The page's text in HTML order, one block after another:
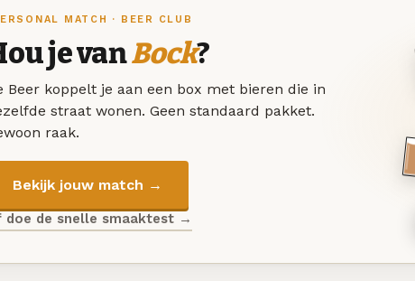
MATCH · BEER CLUB
je vanBock?
Beer koppelt je aan een box met bieren die in
straat wonen. Geen standaard pakket.
raak.
Bekijk jouw match →
doe de snelle smaaktest →